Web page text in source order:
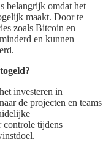
belangrijk omdat het
maakt. Door te
zoals Bitcoin en
en kunnen
investeren in
de projecten en teams
controle tijdens